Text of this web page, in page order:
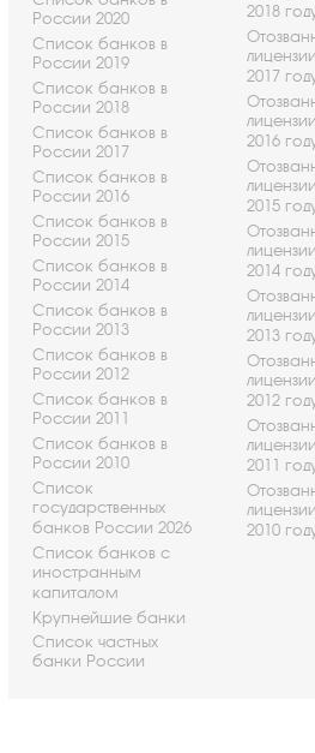
России 2020
Список банков в
России 2019
Список банков в
России 2018
Список банков в
России 2017
Список банков в
России 2016
Список банков в
России 2015
Список банков в
России 2014
Список банков в
России 2013
Список банков в
России 2012
Список банков в
России 2011
Список банков в
России 2010
Список
государственных
банков России 2026
Список банков с
иностранным
капиталом
Крупнейшие банки
Список частных
банки России
2018
2017
2016
2015
2014
2013
2012
2011
2010